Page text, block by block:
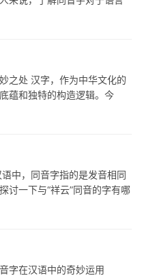
之处 汉字，作为中华文化的
蕴和独特的构造逻辑。今
，同音字指的是发音相同
讨一下与“祥云”同音的字有哪
字在汉语中的奇妙运用